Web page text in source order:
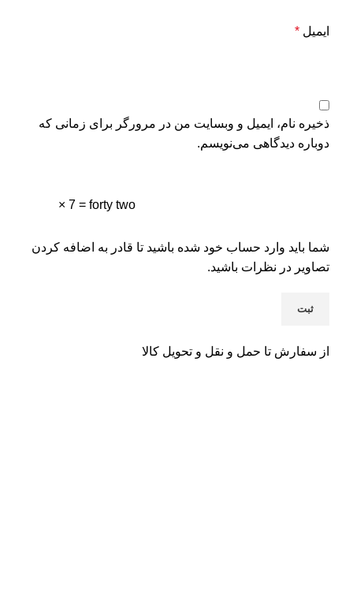
ایمیل *
ذخیره نام، ایمیل و وبسایت من در مرورگر برای زمانی که
دوباره دیدگاهی می‌نویسم.
× 7 = forty two
شما باید وارد حساب خود شده باشید تا قادر به اضافه کردن
تصاویر در نظرات باشید.
از سفارش تا حمل و نقل و تحویل کالا